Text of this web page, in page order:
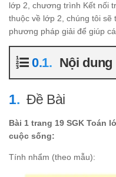
lớp 2, chương trình Kết nối
thuộc về lớp 2, chúng tôi sẽ
phương pháp giải để giúp
Nội dung
Đề Bài
Bài 1 trang 19 SGK Toán
cuộc sống:
Tính nhẩm (theo mẫu):